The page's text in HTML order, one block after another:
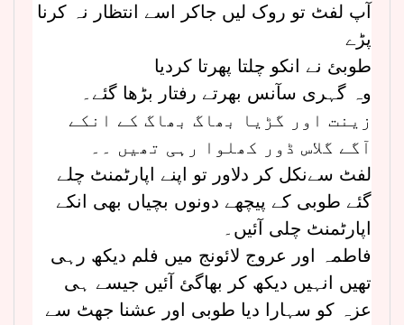
آپ لفٹ تو روک لیں جاکر اسے انتظار نہ کرنا
پڑے
طوبئ نے انکو چلتا پھرتا کردیا
وہ گہری سآنس بھرتے رفتار بڑھا گئے۔
زینت اور گڑیا بھاگ بھاگ کے انکے
آگے گلاس ڈور کھلوا رہی تھیں ۔۔
لفٹ سےنکل کر دلاور تو اپنے اپارٹمنٹ چلے
گئے طوبی کے پیچھے دونوں بچیاں بھی انکے
اپارٹمنٹ چلی آئیں۔
فاطمہ اور عروج لائونج میں فلم دیکھ رہی
تھیں انہیں دیکھ کر بھاگئ آئیں جیسے ہی
عزہ کو سہارا دیا طوبی اور عشنا جھٹ سے